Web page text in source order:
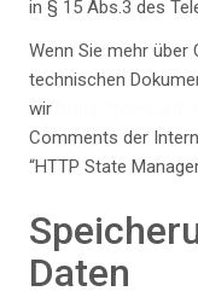
in § 15 Abs.3 des
Wenn Sie mehr
technischen
wir
Comments der
“HTTP State
Daten